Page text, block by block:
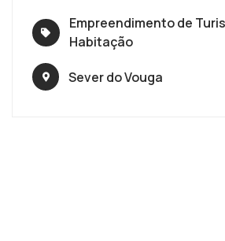
Empreendimento de
Habitação
Sever do Vouga